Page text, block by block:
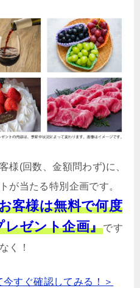
様(回数、金額問わず)に、
が当たる特別企画です。
客様は無料で何度
レゼント企画』です
く！
すぐ確認してみる！＞